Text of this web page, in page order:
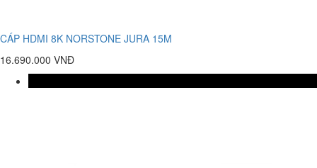
CÁP HDMI 8K NORSTONE JURA 15M
16.690.000 VNĐ